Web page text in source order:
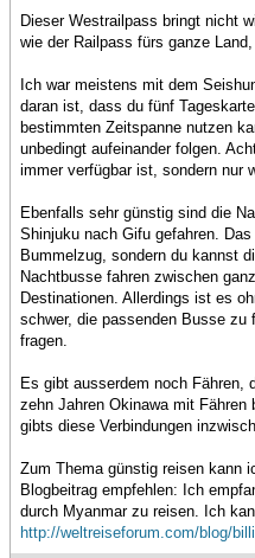
Dieser Westrailpass bringt nicht
wie der Railpass fürs ganze
Ich war meistens mit dem
daran ist, dass du fünf
bestimmten Zeitspanne nutzen
unbedingt aufeinander folgen.
immer verfügbar ist, sondern nur
Ebenfalls sehr günstig sind die
Shinjuku nach Gifu gefahren.
Bummelzug, sondern du kannst
Nachtbusse fahren zwischen
Destinationen. Allerdings ist es
schwer, die passenden Busse
fragen.
Es gibt ausserdem noch Fähren,
zehn Jahren Okinawa mit
gibts diese Verbindungen
Zum Thema günstig reisen kann
Blogbeitrag empfehlen: Ich
durch Myanmar zu reisen. Ich
http://weltreiseforum.com/blog/